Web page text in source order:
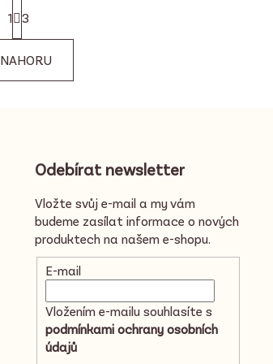
O
v
l
t
r
n
k
1 3
NAHORU
Odebírat newsletter
Vložte svůj e-mail a my vám
budeme zasílat informace o nových
produktech na našem e-shopu.
E-mail
Vložením e-mailu souhlasíte s
podmínkami ochrany osobních
údajů